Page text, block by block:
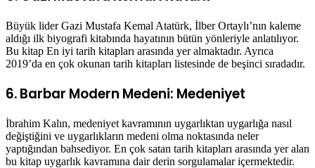
Büyük lider Gazi Mustafa Kemal Atatürk, İlber Ortaylı’nın kaleme
aldığı ilk biyografi kitabında hayatının bütün yönleriyle anlatılıyor.
Bu kitap En iyi tarih kitapları arasında yer almaktadır. Ayrıca
2019’da en çok okunan tarih kitapları listesinde de beşinci sıradadır.
6. Barbar Modern Medeni: Medeniyet
İbrahim Kalın, medeniyet kavramının uygarlıktan uygarlığa nasıl
değiştiğini ve uygarlıkların medeni olma noktasında neler
yaptığından bahsediyor. En çok satan tarih kitapları arasında yer alan
bu kitap uygarlık kavramına dair derin sorgulamalar içermektedir.